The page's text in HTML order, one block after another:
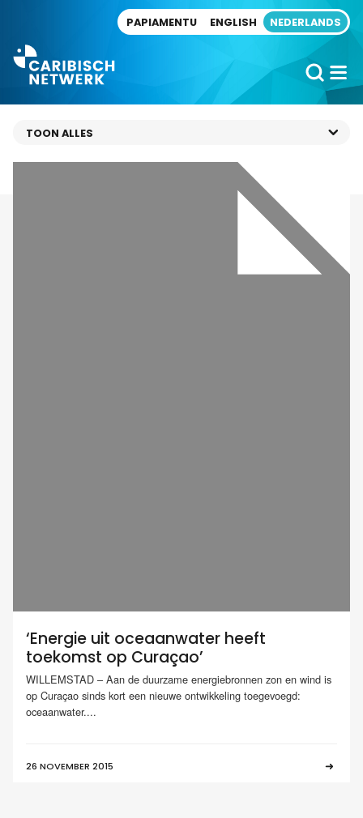
PAPIAMENTU ENGLISH NEDERLANDS
‘Energie uit oceaanwater heeft
toekomst op Curaçao’
WILLEMSTAD – Aan de duurzame energiebronnen zon en wind is
op Curaçao sinds kort een nieuwe ontwikkeling toegevoegd:
oceaanwater....
26 NOVEMBER 2015